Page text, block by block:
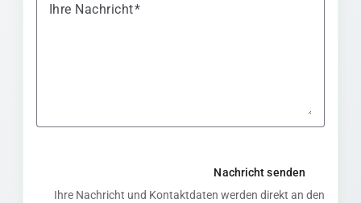
Ihre Nachricht
Nachricht senden
Ihre Nachricht und Kontaktdaten werden direkt an den